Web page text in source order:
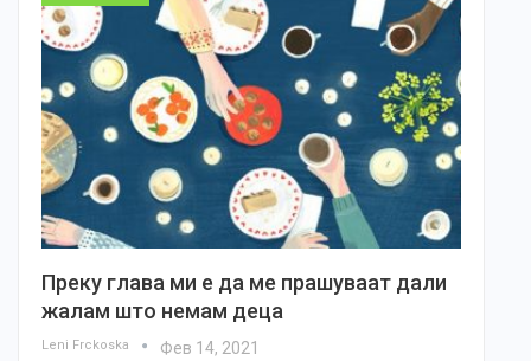
Преку глава ми е да ме прашуваат дали
жалам што немам деца
Leni Frckoska Фев 14, 2021